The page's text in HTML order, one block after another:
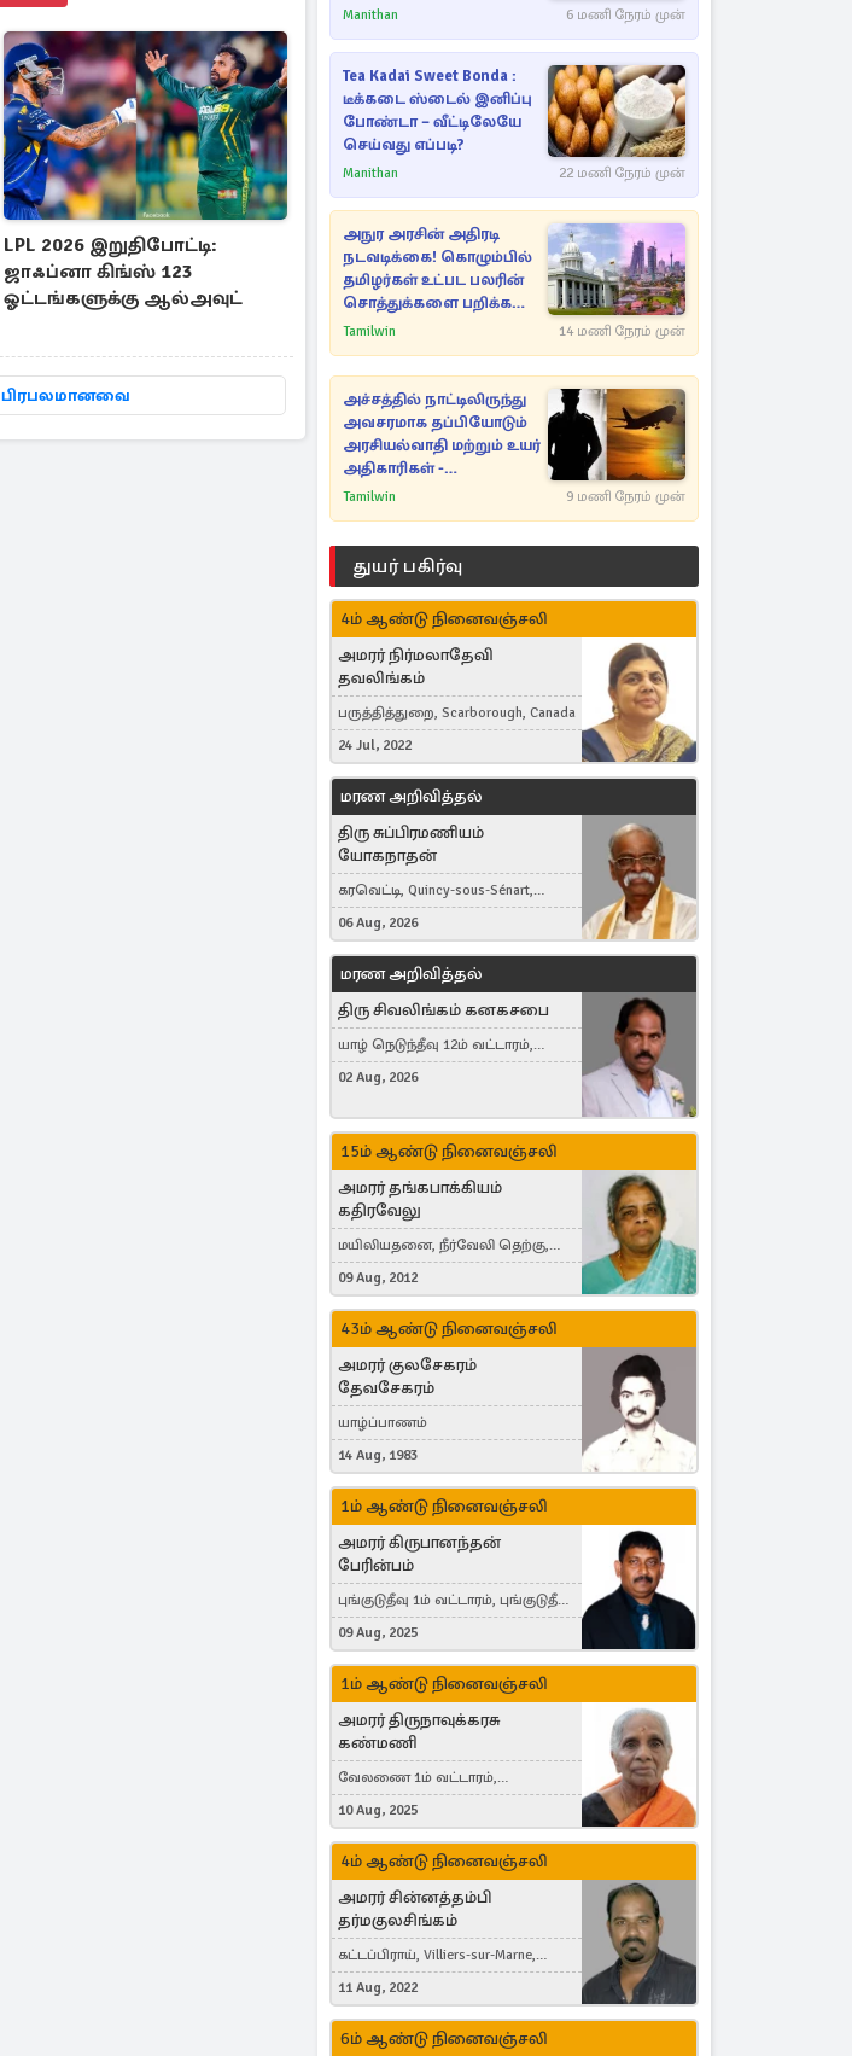
LPL 2026 இறுதிபோட்டி:
ஜாஃப்னா கிங்ஸ் 123
ஓட்டங்களுக்கு ஆல்அவுட்
பிரபலமானவை
Manithan 6 மணி நேரம் முன்
Tea Kadai Sweet Bonda :
டீக்கடை ஸ்டைல் இனிப்பு
போண்டா – வீட்டிலேயே
செய்வது எப்படி?
Manithan 22 மணி நேரம் முன்
அநுர அரசின் அதிரடி
நடவடிக்கை! கொழும்பில்
தமிழர்கள் உட்பட பலரின்
சொத்துக்களை பறிக்க
நடவடிக்கை
Tamilwin 14 மணி நேரம் முன்
அச்சத்தில் நாட்டிலிருந்து
அவசரமாக தப்பியோடும்
அரசியல்வாதி மற்றும் உயர்
அதிகாரிகள் -
ஆதாரங்களுடன்
Tamilwin 9 மணி நேரம் முன்
துயர் பகிர்வு
4ம் ஆண்டு நினைவஞ்சலி
அமரர் நிர்மலாதேவி
தவலிங்கம்
பருத்தித்துறை, Scarborough, Canada
24 Jul, 2022
மரண அறிவித்தல்
திரு சுப்பிரமணியம்
யோகநாதன்
கரவெட்டி, Quincy-sous-Sénart,
France
06 Aug, 2026
மரண அறிவித்தல்
திரு சிவலிங்கம் கனகசபை
யாழ் நெடுந்தீவு 12ம் வட்டாரம்,
Jaffna, நயினாதீவு, London, United
02 Aug, 2026
15ம் ஆண்டு நினைவஞ்சலி
அமரர் தங்கபாக்கியம்
கதிரவேலு
மயிலியதனை, நீர்வேலி தெற்கு,
Herning, Denmark
09 Aug, 2012
43ம் ஆண்டு நினைவஞ்சலி
அமரர் குலசேகரம்
தேவசேகரம்
யாழ்ப்பாணம்
14 Aug, 1983
1ம் ஆண்டு நினைவஞ்சலி
அமரர் கிருபானந்தன்
பேரின்பம்
புங்குடுதீவு 1ம் வட்டாரம், புங்குடுதீவு,
India, Lausanne, Switzerland
09 Aug, 2025
1ம் ஆண்டு நினைவஞ்சலி
அமரர் திருநாவுக்கரசு
கண்மணி
வேலணை 1ம் வட்டாரம்,
மண்கும்பான் மேற்கு, Liestal,
Switzerland
10 Aug, 2025
4ம் ஆண்டு நினைவஞ்சலி
அமரர் சின்னத்தம்பி
தர்மகுலசிங்கம்
கட்டப்பிராய், Villiers-sur-Marne,
France
11 Aug, 2022
6ம் ஆண்டு நினைவஞ்சலி